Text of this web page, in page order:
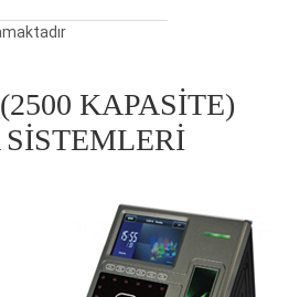
KAPASITE)